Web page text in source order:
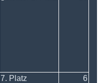
7. Platz 6